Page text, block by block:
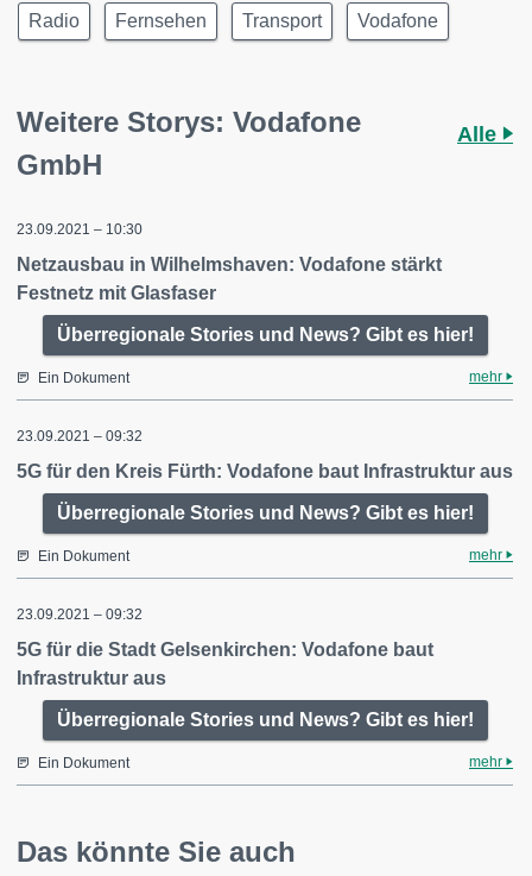
Radio Fernsehen Transport Vodafone
Weitere Storys: Vodafone
GmbH
Alle
23.09.2021 – 10:30
Netzausbau in Wilhelmshaven: Vodafone stärkt
Festnetz mit Glasfaser
Überregionale Stories und News? Gibt es hier!
Ein Dokument mehr
23.09.2021 – 09:32
5G für den Kreis Fürth: Vodafone baut Infrastruktur aus
Überregionale Stories und News? Gibt es hier!
Ein Dokument mehr
23.09.2021 – 09:32
5G für die Stadt Gelsenkirchen: Vodafone baut
Infrastruktur aus
Überregionale Stories und News? Gibt es hier!
Ein Dokument mehr
Das könnte Sie auch